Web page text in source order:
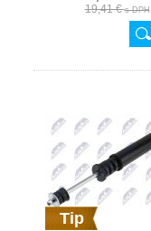
19,41 €s DPH
Tip